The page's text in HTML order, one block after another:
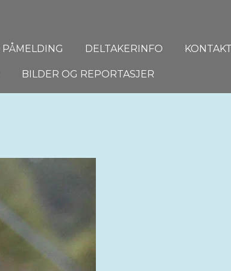
PÅMELDING DELTAKERINFO KONTAKT
BILDER OG REPORTASJER